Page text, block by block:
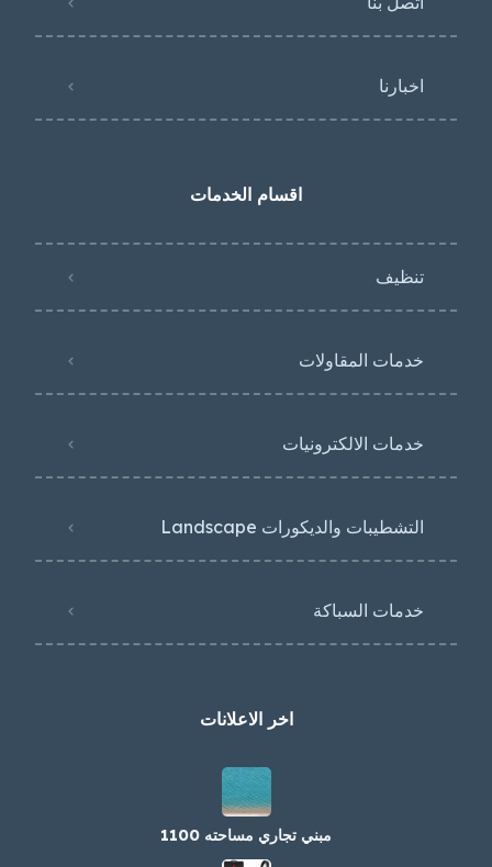
اخبارنا
اقسام الخدمات
تنظيف
خدمات المقاولات
خدمات الالكترونيات
التشطيبات والديكورات Landscape
خدمات السباكة
اخر الاعلانات
مبني تجاري مساحته 1100